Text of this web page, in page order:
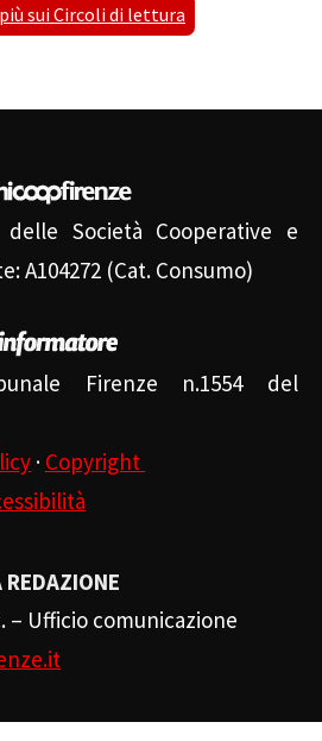
sui Circoli di lettura
Società Cooperative e
A104272 (Cat. Consumo)
Firenze n.1554 del
· Copyright
REDAZIONE
– Ufficio comunicazione